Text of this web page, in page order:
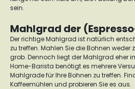
sein.
Mahlgrad der
Der richtige Mahlgrad ist natürlich
zu treffen. Mahlen Sie die Bohnen weder
grob. Dennoch liegt der Mahlgrad eher
Home-Barista benötigt es mehrere
Mahlgrade für Ihre Bohnen zu treffen.
Kaffeemühlen und probieren Sie es aus.